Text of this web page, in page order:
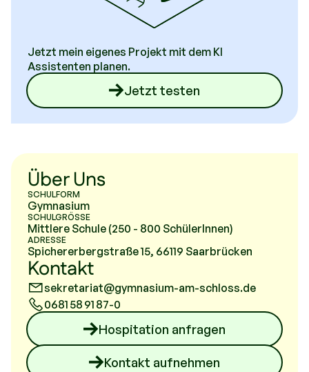
Über Uns
SCHULFORM
Gymnasium
SCHULGRÖSSE
Mittlere Schule (250 - 800 SchülerInnen)
ADRESSE
Spichererbergstraße 15, 66119 Saarbrücken
Kontakt
sekretariat@gymnasium-am-schloss.de
0681 58 91 87-0
Hospitation anfragen
Kontakt aufnehmen
Jetzt mein eigenes Projekt mit dem KI
Assistenten planen.
Jetzt testen